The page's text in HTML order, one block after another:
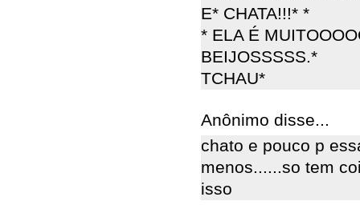
E* CHATA!!!* *
* ELA É
BEIJOSSSSS.*
TCHAU*
Anônimo disse...
chato e pouco p
menos......so tem
isso